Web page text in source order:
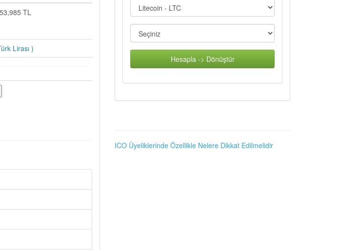
TL
Lirası )
Hesapla -> Dönüştür
ICO Üyeliklerinde Özellikle Nelere Dikkat Edilmelidir